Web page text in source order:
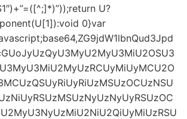
U?
0}var